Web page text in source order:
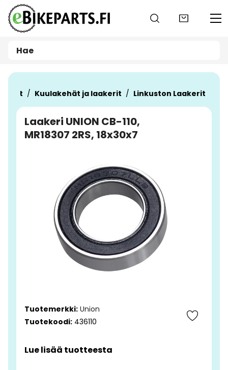
Siirry pääsisältöön
Kuulakehät ja laakerit Linkuston Laakerit
Laakeri UNION CB-110,
MR18307 2RS, 18x30x7
Tuotemerkki: Union
Tuotekoodi: 436110
Lue lisää tuotteesta